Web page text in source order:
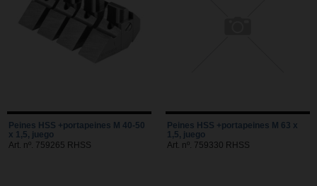
Peines HSS +portapeines M 40-50
x 1,5, juego
Art. nº. 759265 RHSS
Peines HSS +portapeines M 63 x
1,5, juego
Art. nº. 759330 RHSS